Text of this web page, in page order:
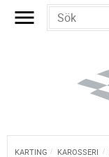
KARTING KAROSSERI